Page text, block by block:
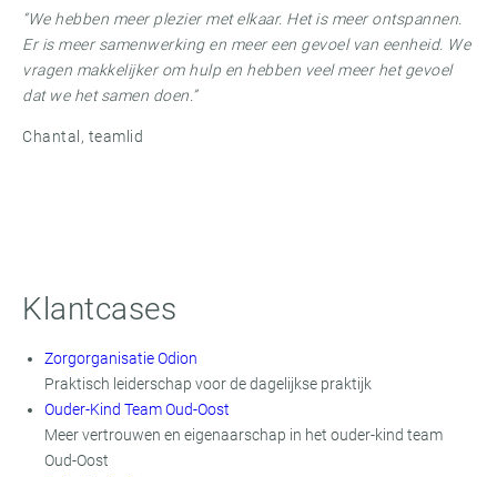
Klantcases
Zorgorganisatie Odion
Praktisch leiderschap voor de dagelijkse praktijk
Ouder-Kind Team Oud-Oost
Meer vertrouwen en eigenaarschap in het ouder-kind team
Oud-Oost
“We hebben meer plezier met elkaar. Het is meer ontspannen.
Er is meer samenwerking en meer een gevoel van eenheid. We
vragen makkelijker om hulp en hebben veel meer het gevoel
dat we het samen doen.”
Chantal, teamlid